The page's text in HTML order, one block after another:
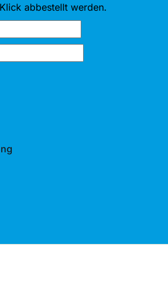
abbestellt werden.